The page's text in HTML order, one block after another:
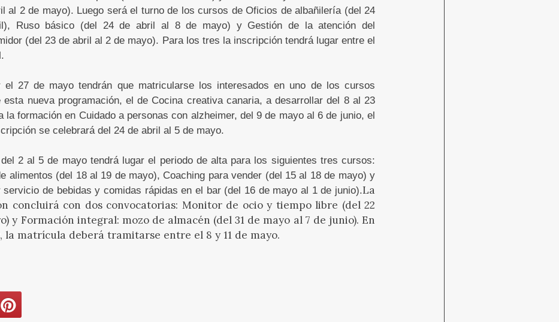
al 2 de mayo). Luego será el turno de los cursos de Oficios de albañilería (del 24
Ruso básico (del 24 de abril al 8 de mayo) y Gestión de la atención del
(del 23 de abril al 2 de mayo). Para los tres la inscripción tendrá lugar entre el
27 de mayo tendrán que matricularse los interesados en uno de los cursos
esta nueva programación, el de Cocina creativa canaria, a desarrollar del 8 al 23
la formación en Cuidado a personas con alzheimer, del 9 de mayo al 6 de junio, el
se celebrará del 24 de abril al 5 de mayo.
2 al 5 de mayo tendrá lugar el periodo de alta para los siguientes tres cursos:
alimentos (del 18 al 19 de mayo), Coaching para vender (del 15 al 18 de mayo) y
servicio de bebidas y comidas rápidas en el bar (del 16 de mayo al 1 de junio).La
concluirá con dos convocatorias: Monitor de ocio y tiempo libre (del 22
y Formación integral: mozo de almacén (del 31 de mayo al 7 de junio). En
la matrícula deberá tramitarse entre el 8 y 11 de mayo.